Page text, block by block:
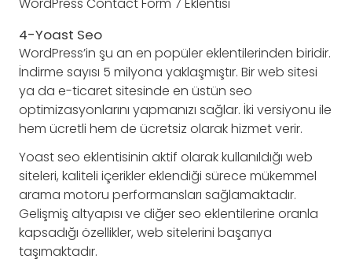
4-Yoast Seo
WordPress’in şu an en popüler eklentilerinden biridir.
İndirme sayısı 5 milyona yaklaşmıştır. Bir web sitesi
ya da e-ticaret sitesinde en üstün seo
optimizasyonlarını yapmanızı sağlar. İki versiyonu ile
hem ücretli hem de ücretsiz olarak hizmet verir.
Yoast seo eklentisinin aktif olarak kullanıldığı web
siteleri, kaliteli içerikler eklendiği sürece mükemmel
arama motoru performansları sağlamaktadır.
Gelişmiş altyapısı ve diğer seo eklentilerine oranla
kapsadığı özellikler, web sitelerini başarıya
taşımaktadır.